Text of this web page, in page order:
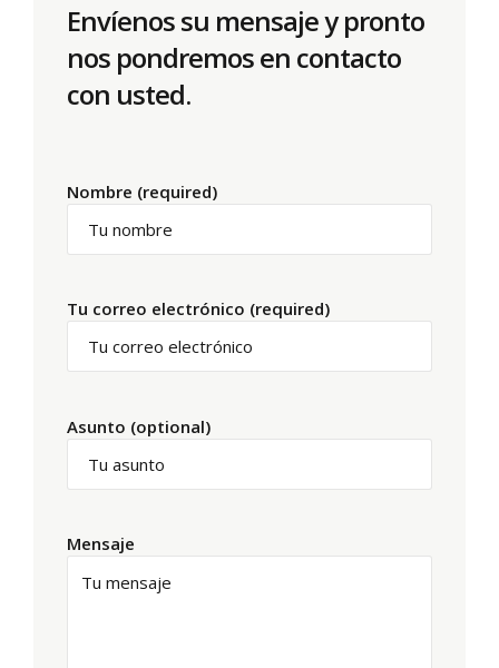
Envíenos su mensaje y pronto
nos pondremos en contacto
con usted.
Nombre (required)
Tu correo electrónico (required)
Asunto (optional)
Mensaje